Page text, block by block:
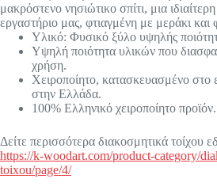
μακρόστενο νησιώτικο σπίτι, μια
εργαστήριο μας, φτιαγμένη με μεράκι και
Υλικό: Φυσικό ξύλο υψηλής
Υψηλή ποιότητα υλικών που
χρήση.
Χειροποίητο, κατασκευασμένο στο
στην Ελλάδα.
100% Ελληνικό χειροποίητο προϊόν.
Δείτε περισσότερα διακοσμητικά τοίχου
https://k-woodart.com/product-category/
toixou/page/4/